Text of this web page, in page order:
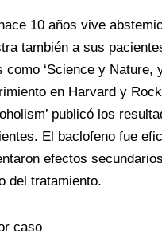
10 años vive
también a sus
como ‘Science y Nature,
en Harvard y
publicó los
El baclofeno fue
efectos
del tratamiento.
caso